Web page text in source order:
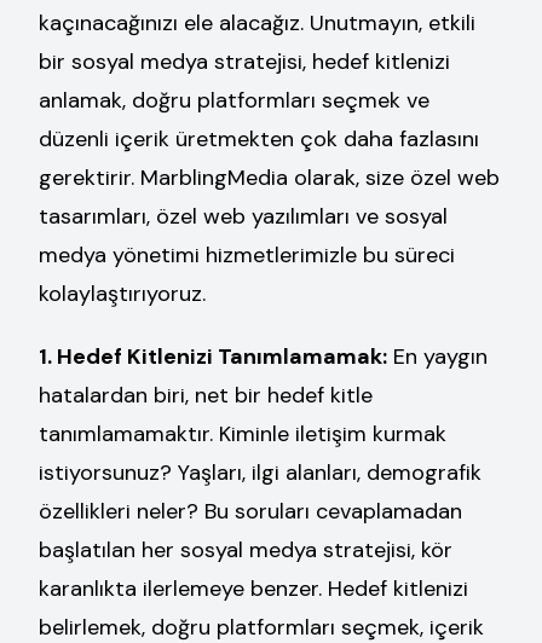
kaçınacağınızı ele alacağız. Unutmayın, etkili
bir sosyal medya stratejisi, hedef kitlenizi
anlamak, doğru platformları seçmek ve
düzenli içerik üretmekten çok daha fazlasını
gerektirir. MarblingMedia olarak, size özel web
tasarımları, özel web yazılımları ve sosyal
medya yönetimi hizmetlerimizle bu süreci
kolaylaştırıyoruz.
1. Hedef Kitlenizi Tanımlamamak: En yaygın
hatalardan biri, net bir hedef kitle
tanımlamamaktır. Kiminle iletişim kurmak
istiyorsunuz? Yaşları, ilgi alanları, demografik
özellikleri neler? Bu soruları cevaplamadan
başlatılan her sosyal medya stratejisi, kör
karanlıkta ilerlemeye benzer. Hedef kitlenizi
belirlemek, doğru platformları seçmek, içerik